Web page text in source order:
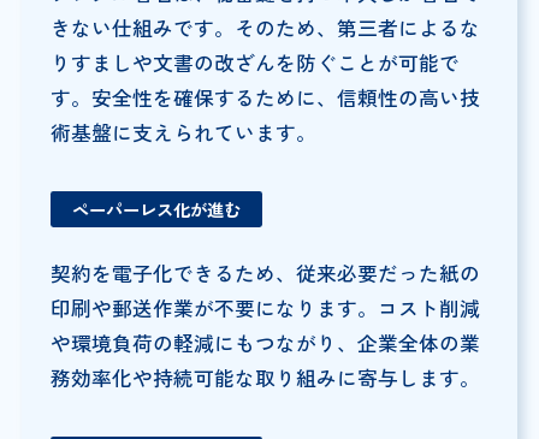
きない仕組みです。そのため、第三者によるな
りすましや文書の改ざんを防ぐことが可能で
す。安全性を確保するために、信頼性の高い技
術基盤に支えられています。
ペーパーレス化が進む
契約を電子化できるため、従来必要だった紙の
印刷や郵送作業が不要になります。コスト削減
や環境負荷の軽減にもつながり、企業全体の業
務効率化や持続可能な取り組みに寄与します。